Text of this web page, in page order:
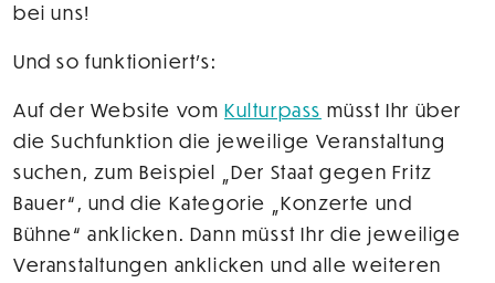
bei uns!
Und so funktioniert's:
Auf der Website vomKulturpass müsst Ihr über
die Suchfunktion die jeweilige Veranstaltung
suchen, zum Beispiel „Der Staat gegen Fritz
Bauer“, und die Kategorie „Konzerte und
Bühne“ anklicken. Dann müsst Ihr die jeweilige
Veranstaltungen anklicken und alle weiteren